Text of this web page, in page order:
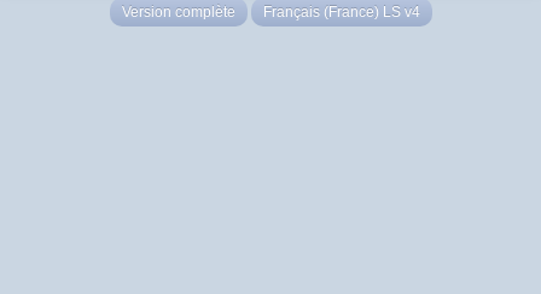
Version complète Français (France) LS v4